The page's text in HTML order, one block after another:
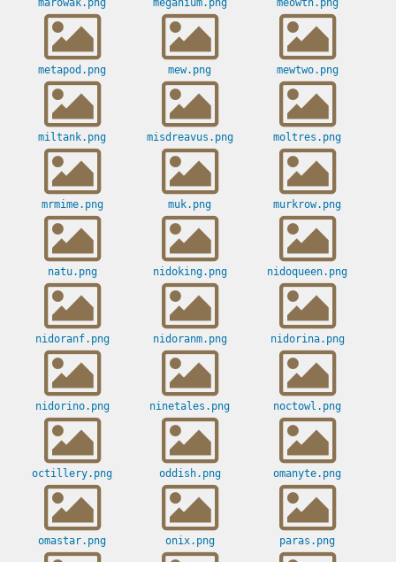
marowak.png meganium.png meowth.png
metapod.png mew.png mewtwo.png
miltank.png misdreavus.png moltres.png
mrmime.png muk.png murkrow.png
natu.png nidoking.png nidoqueen.png
nidoranf.png nidoranm.png nidorina.png
nidorino.png ninetales.png noctowl.png
octillery.png oddish.png omanyte.png
omastar.png onix.png paras.png